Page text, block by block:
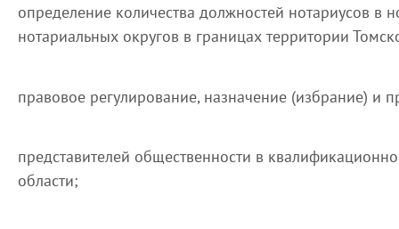
определение количества должностей нотариусов в
нотариальных округов в границах территории
правовое регулирование, назначение (избрание) и
представителей общественности в
области;